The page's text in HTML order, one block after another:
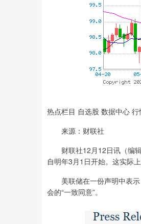
热点栏目 自选股 数据中心
来源：财联社
财联社12月12日讯（编辑
自明年3月1日开始。这实际
美联储在一份声明中表示
会的“一致同意”。